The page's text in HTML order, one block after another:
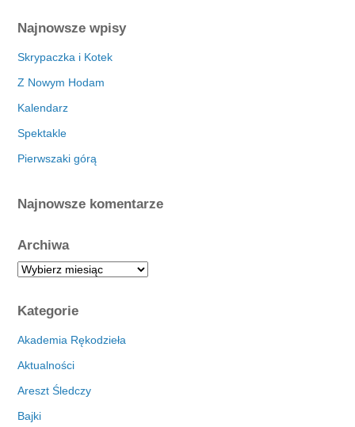
Najnowsze wpisy
Skrypaczka i Kotek
Z Nowym Hodam
Kalendarz
Spektakle
Pierwszaki górą
Najnowsze komentarze
Archiwa
A
c
h
i
a
Kategorie
Akademia Rękodzieła
Aktualności
Areszt Śledczy
Bajki